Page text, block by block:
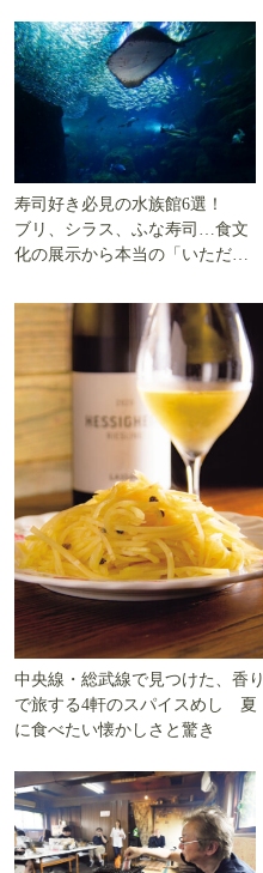
寿司好き必見の水族館6選！
ブリ、シラス、ふな寿司…食文
化の展示から本当の「いただき
中央線・総武線で見つけた、香り
で旅する4軒のスパイスめし 夏
に食べたい懐かしさと驚き